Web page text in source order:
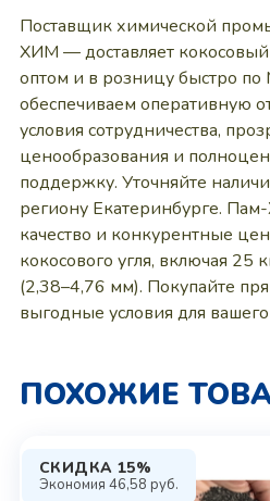
Поставщик химической
ХИМ — доставляет
оптом и в розницу быстро
обеспечиваем оперативную
условия сотрудничества,
ценообразования и
поддержку. Уточняйте
региону Екатеринбурге.
качество и конкурентные
кокосового угля, включая 25
(2,38–4,76 мм). Покупайте
выгодные условия для
ПОХОЖИЕ
СКИДКА 15%
Экономия 46,58 руб.